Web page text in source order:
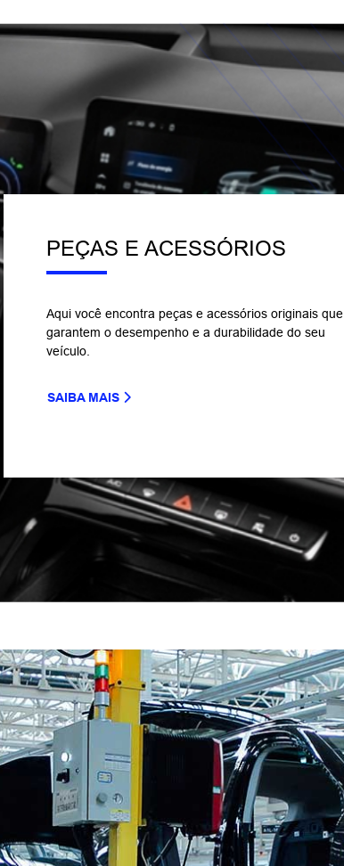
PEÇAS E ACESSÓRIOS
Aqui você encontra peças e acessórios originais que
garantem o desempenho e a durabilidade do seu
veículo.
SAIBA MAIS